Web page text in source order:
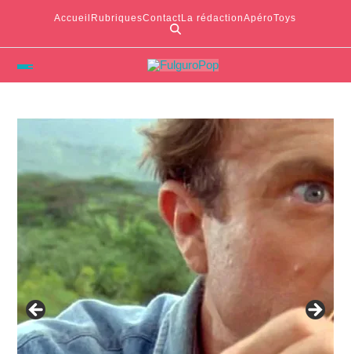
Accueil RubriquesContactLa rédactionApéroToys